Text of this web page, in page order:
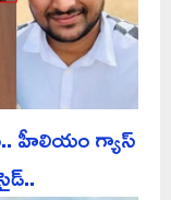
హీలియం గ్యాస్